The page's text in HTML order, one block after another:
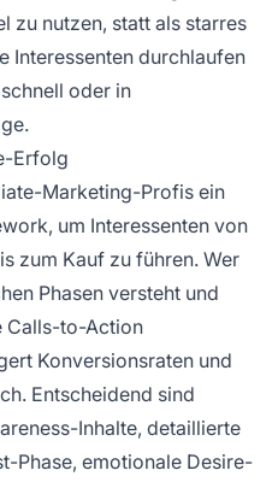
zu nutzen, statt als starres
Interessenten durchlaufen
oder in
Erfolg
Marketing-Profis ein
um Interessenten von
zum Kauf zu führen. Wer
Phasen versteht und
Calls-to-Action
Konversionsraten und
Entscheidend sind
Inhalte, detaillierte
Phase, emotionale Desire-